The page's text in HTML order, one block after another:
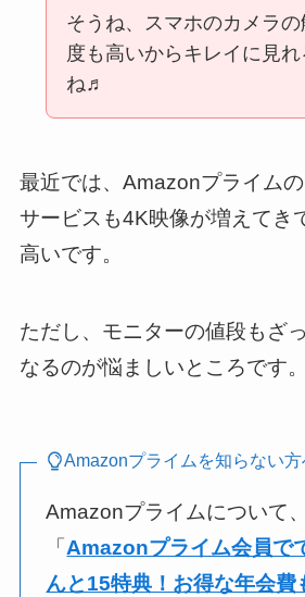
そうね、スマホのカメラの
度も高いからキレイに見れ
ね♬
最近では、Amazonプライム
サービスも4K映像が増えてき
高いです。
ただし、モニターの値段もざ
なるのが悩ましいところです。
Amazonプライムを知らない方
Amazonプライムについて
「 Amazonプライム会員で
んと15特典！お得な年会費